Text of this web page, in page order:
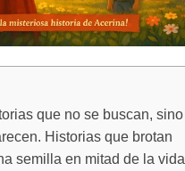
que no se buscan, sino
Historias que brotan
semilla en mitad de la vida